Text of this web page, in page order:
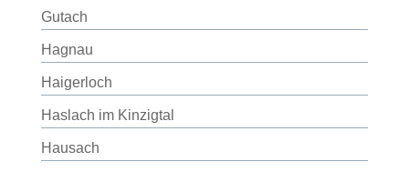
Gutach
Hagnau
Haigerloch
Haslach im Kinzigtal
Hausach